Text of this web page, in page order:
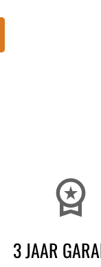
workspace_premium
3 JAAR